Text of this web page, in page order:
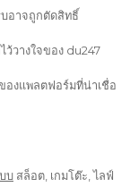
อาจถูกตัดสิทธิ์
วางใจของ du247
องแพลตฟอร์มที่น่าเชื่อ
บ สล็อต, เกมโต๊ะ, ไลฟ์